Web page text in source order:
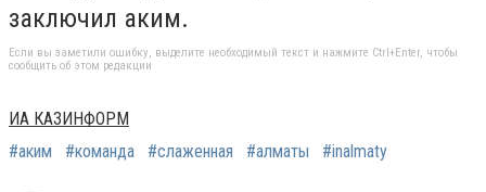
заключил аким.
Если вы заметили ошибку, выделите необходимый текст и нажмите Ctrl+Enter, чтобы
сообщить об этом редакции
ИА КАЗИНФОРМ
#аким
#команда #слаженная #алматы #inalmaty